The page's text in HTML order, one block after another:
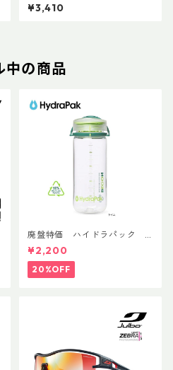
¥3,410
中の商品
廃盤特価 ハイドラパック
リーコン ツイスト＆シップ 50
0ml
¥2,200
20%OFF